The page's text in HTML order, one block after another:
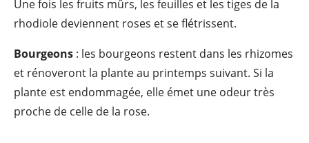
Une fois les fruits mûrs, les feuilles et les tiges de la
rhodiole deviennent roses et se flétrissent.
Bourgeons : les bourgeons restent dans les rhizomes
et rénoveront la plante au printemps suivant. Si la
plante est endommagée, elle émet une odeur très
proche de celle de la rose.